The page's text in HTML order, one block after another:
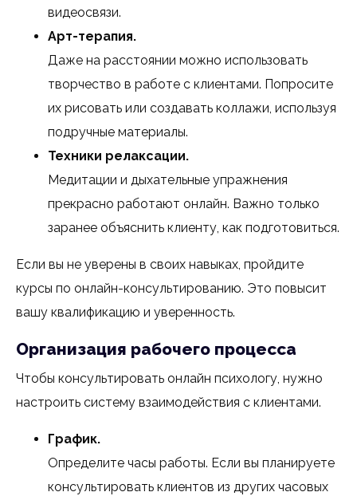
видеосвязи.
Арт-терапия.
Даже на расстоянии можно использовать
творчество в работе с клиентами. Попросите
их рисовать или создавать коллажи, используя
подручные материалы.
Техники релаксации.
Медитации и дыхательные упражнения
прекрасно работают онлайн. Важно только
заранее объяснить клиенту, как подготовиться.
Если вы не уверены в своих навыках, пройдите
курсы по онлайн-консультированию. Это повысит
вашу квалификацию и уверенность.
Организация рабочего процесса
Чтобы консультировать онлайн психологу, нужно
настроить систему взаимодействия с клиентами.
График.
Определите часы работы. Если вы планируете
консультировать клиентов из других часовых